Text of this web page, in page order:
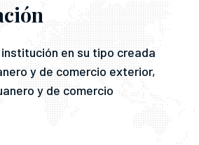
en su tipo creada
y de comercio exterior,
y de comercio